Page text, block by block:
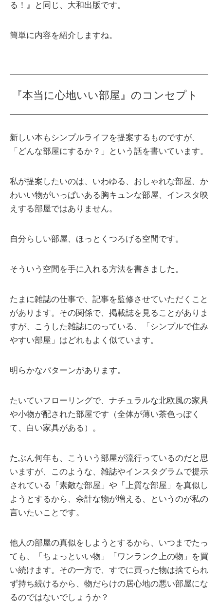
る！』と同じ、大和出版です。
簡単に内容を紹介しますね。
『本当に心地いい部屋』のコンセプト
新しい本もシンプルライフを提案するものですが、
「どんな部屋にするか？」という話を書いています。
私が提案したいのは、いわゆる、おしゃれな部屋、か
わいい物がいっぱいある胸キュンな部屋、インスタ映
えする部屋ではありません。
自分らしい部屋、ほっとくつろげる空間です。
そういう空間を手に入れる方法を書きました。
たまに雑誌の仕事で、記事を監修させていただくこと
があります。その関係で、掲載誌を見ることがありま
すが、こうした雑誌にのっている、「シンプルで住み
やすい部屋」はどれもよく似ています。
明らかなパターンがあります。
たいていフローリングで、ナチュラルな北欧風の家具
や小物が配された部屋です（全体が薄い茶色っぽく
て、白い家具がある）。
たぶん何年も、こういう部屋が流行っているのだと思
いますが、このような、雑誌やインスタグラムで提示
されている「素敵な部屋」や「上質な部屋」を真似し
ようとするから、余計な物が増える、というのが私の
言いたいことです。
他人の部屋の真似をしようとするから、いつまでたっ
ても、「ちょっといい物」「ワンランク上の物」を買
い続けます。その一方で、すでに買った物は捨てられ
ず持ち続けるから、物だらけの居心地の悪い部屋にな
るのではないでしょうか？